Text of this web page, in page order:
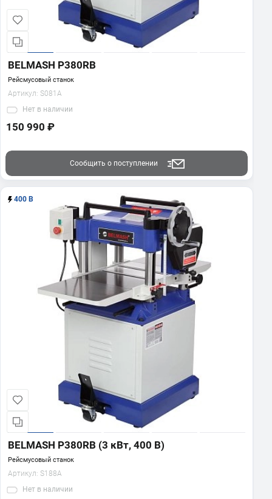
BELMASH P380RB
Рейсмусовый станок
Артикул: S081A
Нет в наличии
150 990 ₽
Сообщить о поступлении
400 В
BELMASH P380RB (3 кВт, 400 В)
Рейсмусовый станок
Артикул: S188A
Нет в наличии